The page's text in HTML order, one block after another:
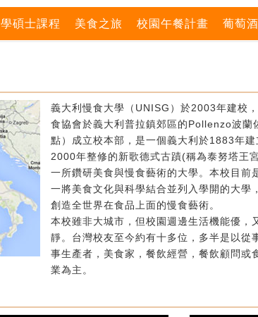
學碩士課程 美食之旅 校園午餐計畫 葡萄
義大利慢食大學（UNISG）於2003年建校
食協會於義大利普拉鎮郊區的Pollenzo波蘭
點）成立校本部，是一個義大利於1883年建
2000年整修的新歌德式古蹟(稱為泰努塔王
一所鑽研美食與慢食藝術的大學。本校目前
一將美食文化與科學結合並列入學開的大學
創造全世界在食品上面的慢食藝術。
本校雖非大城市，但校園週邊生活機能優，
靜。台灣校友至今約有十多位，多半是以從
事生產者，美食家，餐飲經營，餐飲顧問或
業為主。